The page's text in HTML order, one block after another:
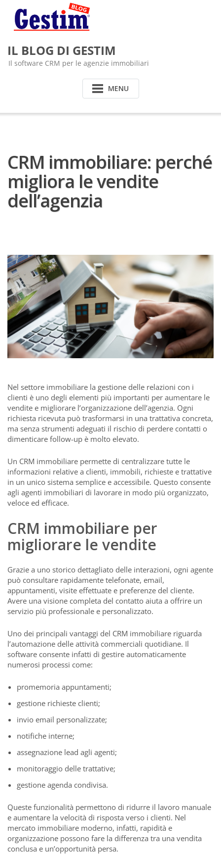
content
IL BLOG DI GESTIM
Il software CRM per le agenzie immobiliari
MENU
CRM immobiliare: perché
migliora le vendite
dell’agenzia
Nel settore immobiliare la gestione delle relazioni con i
clienti è uno degli elementi più importanti per aumentare le
vendite e migliorare l’organizzazione dell’agenzia. Ogni
richiesta ricevuta può trasformarsi in una trattativa concreta,
ma senza strumenti adeguati il rischio di perdere contatti o
dimenticare follow-up è molto elevato.
Un CRM immobiliare permette di centralizzare tutte le
informazioni relative a clienti, immobili, richieste e trattative
in un unico sistema semplice e accessibile. Questo consente
agli agenti immobiliari di lavorare in modo più organizzato,
veloce ed efficace.
CRM immobiliare per
migliorare le vendite
Grazie a uno storico dettagliato delle interazioni, ogni agente
può consultare rapidamente telefonate, email,
appuntamenti, visite effettuate e preferenze del cliente.
Avere una visione completa del contatto aiuta a offrire un
servizio più professionale e personalizzato.
Uno dei principali vantaggi del CRM immobiliare riguarda
l’automazione delle attività commerciali quotidiane. Il
software consente infatti di gestire automaticamente
numerosi processi come:
promemoria appuntamenti;
gestione richieste clienti;
invio email personalizzate;
notifiche interne;
assegnazione lead agli agenti;
monitoraggio delle trattative;
gestione agenda condivisa.
Queste funzionalità permettono di ridurre il lavoro manuale
e aumentare la velocità di risposta verso i clienti. Nel
mercato immobiliare moderno, infatti, rapidità e
organizzazione possono fare la differenza tra una vendita
conclusa e un’opportunità persa.